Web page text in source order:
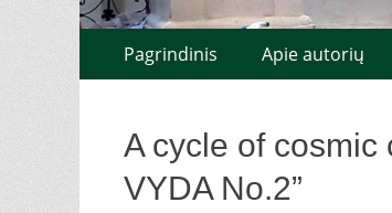
Pagrindinis
meniu
prie
Pagrindinis Apie autorių
A cycle of cosmic
VYDA No.2”